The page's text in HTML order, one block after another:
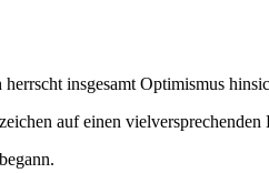
insgesamt Optimismus
auf einen